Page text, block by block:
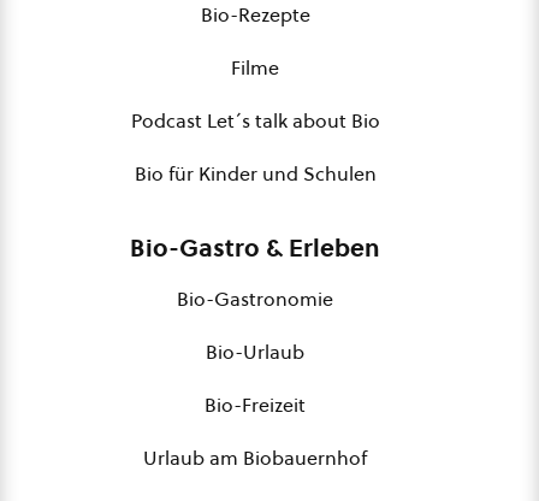
Bio-Rezepte
Filme
Podcast Let´s talk about Bio
Bio für Kinder und Schulen
Bio-Gastro & Erleben
Bio-Gastronomie
Bio-Urlaub
Bio-Freizeit
Urlaub am Biobauernhof